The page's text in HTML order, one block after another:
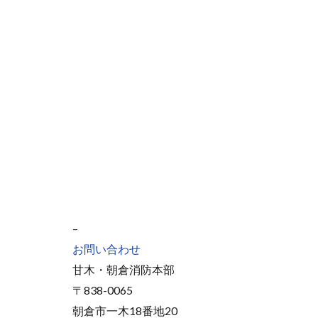
–
お問い合わせ
甘木・朝倉消防本部
〒838-0065
朝倉市一木18番地20